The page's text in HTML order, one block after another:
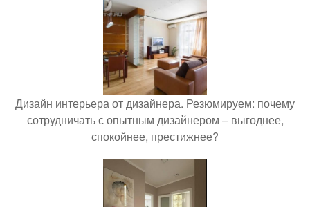
Дизайн интерьера от дизайнера. Резюмируем: почему
сотрудничать с опытным дизайнером – выгоднее,
спокойнее, престижнее?